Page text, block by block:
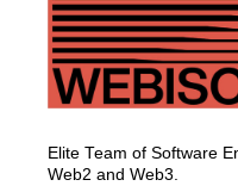
Elite Team of Software
Web2 and Web3.